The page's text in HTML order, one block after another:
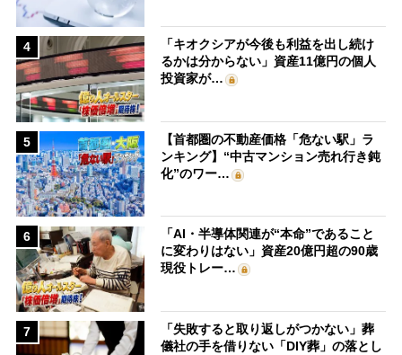
4
「キオクシアが今後も利益を出し続け
るかは分からない」資産11億円の個人
投資家が…
5
【首都圏の不動産価格「危ない駅」ラ
ンキング】“中古マンション売れ行き鈍
化”のワー…
6
「AI・半導体関連が“本命”であること
に変わりはない」資産20億円超の90歳
現役トレー…
7
「失敗すると取り返しがつかない」葬
儀社の手を借りない「DIY葬」の落とし